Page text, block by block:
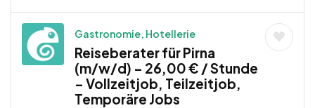
Gastronomie, Hotellerie
Reiseberater für Pirna
(m/w/d) – 26,00 € / Stunde
– Vollzeitjob, Teilzeitjob,
Temporäre Jobs